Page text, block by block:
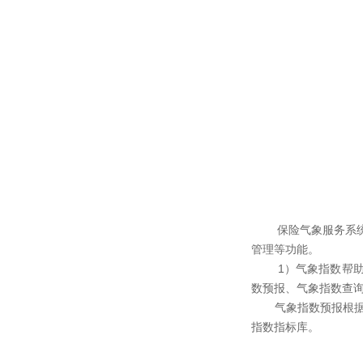
保险气象服务系统
管理等功能。
1）气象指数帮助企
数预报、气象指数查
气象指数预报根据
指数指标库。